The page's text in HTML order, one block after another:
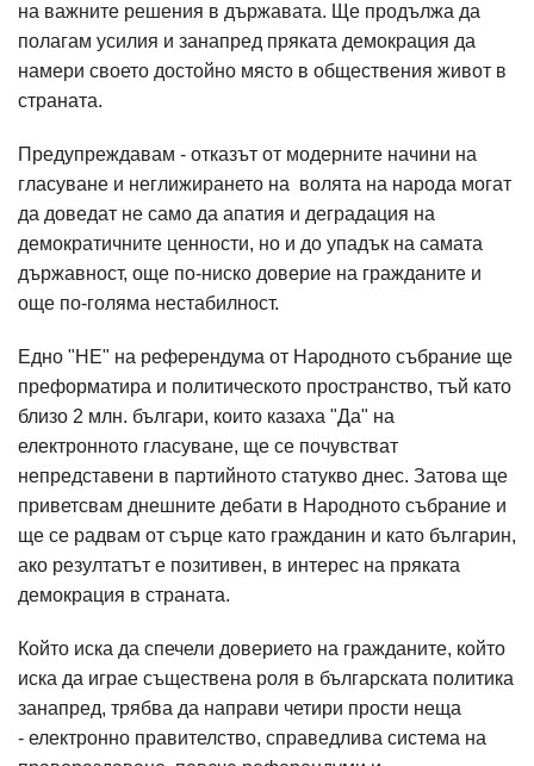
на важните решения в държавата. Ще продължа да
полагам усилия и занапред пряката демокрация да
намери своето достойно място в обществения живот в
страната.
Предупреждавам - отказът от модерните начини на
гласуване и неглижирането на волята на народа могат
да доведат не само да апатия и деградация на
демократичните ценности, но и до упадък на самата
държавност, още по-ниско доверие на гражданите и
още по-голяма нестабилност.
Едно "НЕ" на референдума от Народното събрание ще
преформатира и политическото пространство, тъй като
близо 2 млн. българи, които казаха "Да" на
електронното гласуване, ще се почувстват
непредставени в партийното статукво днес. Затова ще
приветсвам днешните дебати в Народното събрание и
ще се радвам от сърце като гражданин и като българин,
ако резултатът е позитивен, в интерес на пряката
демокрация в страната.
Който иска да спечели доверието на гражданите, който
иска да играе съществена роля в българската политика
занапред, трябва да направи четири прости неща
- електронно правителство, справедлива система на